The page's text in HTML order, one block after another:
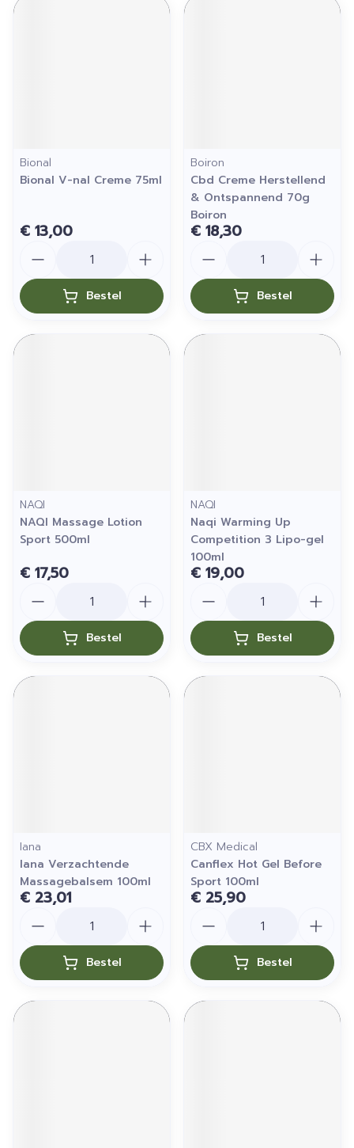
Bional
Bional V-nal Creme 75ml
€ 13,00
Bestel
Boiron
Cbd Creme Herstellend
& Ontspannend 70g
Boiron
€ 18,30
Bestel
NAQI
NAQI Massage Lotion
Sport 500ml
€ 17,50
Bestel
NAQI
Naqi Warming Up
Competition 3 Lipo-gel
100ml
€ 19,00
Bestel
Iana
Iana Verzachtende
Massagebalsem 100ml
€ 23,01
Bestel
CBX Medical
Canflex Hot Gel Before
Sport 100ml
€ 25,90
Bestel